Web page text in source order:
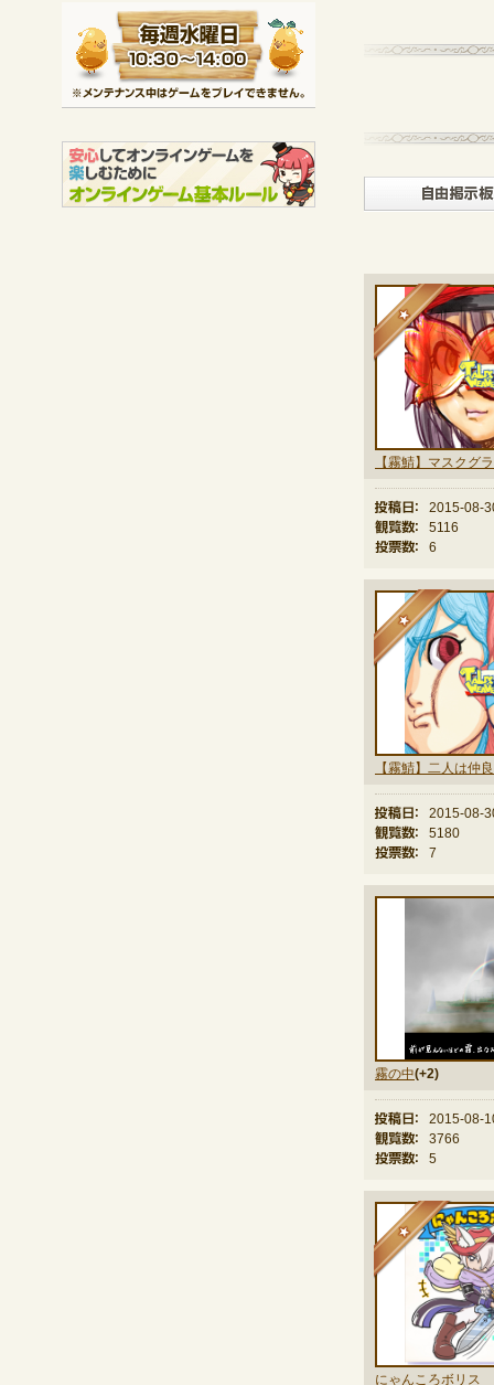
★
投稿日：
2015-08-
観覧数：
5116
投票数：
6
【霧鯖】二人は仲
★
投稿日：
2015-08-
観覧数：
5180
投票数：
7
霧の中(+2)
投稿日：
2015-08-
観覧数：
3766
投票数：
5
にゃんころボリス
★